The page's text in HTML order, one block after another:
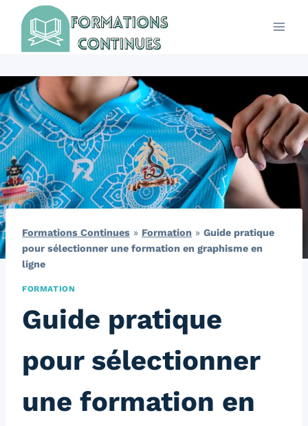
contenu
Formations Continues » Formation » Guide pratique
pour sélectionner une formation en graphisme en
ligne
FORMATION
Guide pratique
pour sélectionner
une formation en